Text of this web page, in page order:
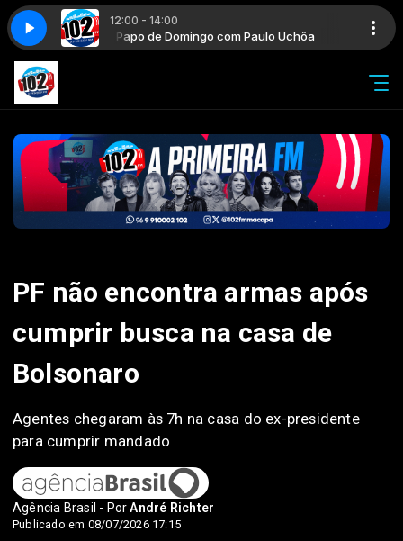
12:00 - 14:00
Uchôa Papo de Domingo com Paulo Uchôa
PF não encontra armas após
cumprir busca na casa de
Bolsonaro
Agentes chegaram às 7h na casa do ex-presidente
para cumprir mandado
Agência Brasil - PorAndré Richter
Publicado em 08/07/2026 17:15